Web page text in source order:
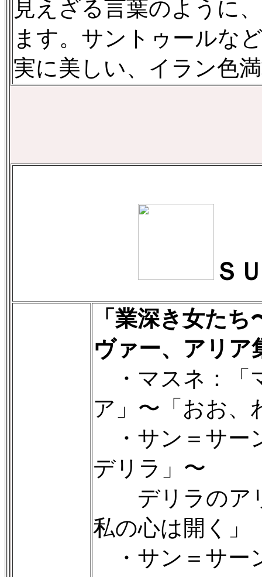
見えざる言葉のように
ます。サントゥールな
実に美しい、イラン色
Ｓ
「業深き女た
ヴァー、アリア
・マスネ：「
ア」〜「おお、
・サン＝サー
デリラ」〜
デリラのア
私の心は開く」
・サン＝サー